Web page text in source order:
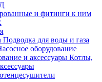
и фитинги к ним
Подводка для воды и газа
оборудование
Котлы,